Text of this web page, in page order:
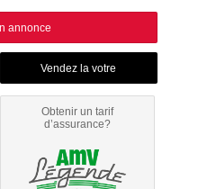
annonce
Obtenir un tarif
d’assurance?